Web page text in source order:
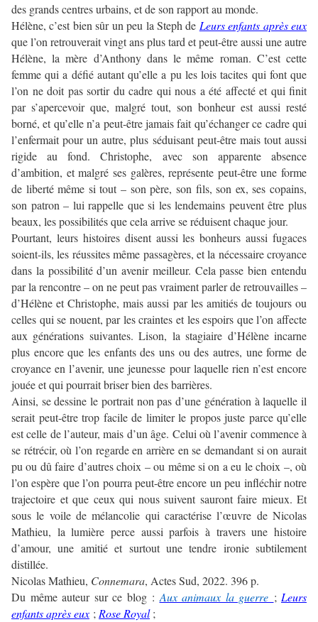
des grands centres urbains, et de son rapport au monde.
Hélène, c’est bien sûr un peu la Steph de Leurs enfants après eux
que l’on retrouverait vingt ans plus tard et peut-être aussi une autre
Hélène, la mère d’Anthony dans le même roman. C’est cette
femme qui a défié autant qu’elle a pu les lois tacites qui font que
l’on ne doit pas sortir du cadre qui nous a été affecté et qui finit
par s’apercevoir que, malgré tout, son bonheur est aussi resté
borné, et qu’elle n’a peut-être jamais fait qu’échanger ce cadre qui
l’enfermait pour un autre, plus séduisant peut-être mais tout aussi
rigide au fond. Christophe, avec son apparente absence
d’ambition, et malgré ses galères, représente peut-être une forme
de liberté même si tout – son père, son fils, son ex, ses copains,
son patron – lui rappelle que si les lendemains peuvent être plus
beaux, les possibilités que cela arrive se réduisent chaque jour.
Pourtant, leurs histoires disent aussi les bonheurs aussi fugaces
soient-ils, les réussites même passagères, et la nécessaire croyance
dans la possibilité d’un avenir meilleur. Cela passe bien entendu
par la rencontre – on ne peut pas vraiment parler de retrouvailles –
d’Hélène et Christophe, mais aussi par les amitiés de toujours ou
celles qui se nouent, par les craintes et les espoirs que l’on affecte
aux générations suivantes. Lison, la stagiaire d’Hélène incarne
plus encore que les enfants des uns ou des autres, une forme de
croyance en l’avenir, une jeunesse pour laquelle rien n’est encore
jouée et qui pourrait briser bien des barrières.
Ainsi, se dessine le portrait non pas d’une génération à laquelle il
serait peut-être trop facile de limiter le propos juste parce qu’elle
est celle de l’auteur, mais d’un âge. Celui où l’avenir commence à
se rétrécir, où l’on regarde en arrière en se demandant si on aurait
pu ou dû faire d’autres choix – ou même si on a eu le choix –, où
l’on espère que l’on pourra peut-être encore un peu infléchir notre
trajectoire et que ceux qui nous suivent sauront faire mieux. Et
sous le voile de mélancolie qui caractérise l’œuvre de Nicolas
Mathieu, la lumière perce aussi parfois à travers une histoire
d’amour, une amitié et surtout une tendre ironie subtilement
distillée.
Nicolas Mathieu, Connemara, Actes Sud, 2022. 396 p.
Du même auteur sur ce blog : Aux animaux la guerre ; Leurs
enfants après eux ; Rose Royal;